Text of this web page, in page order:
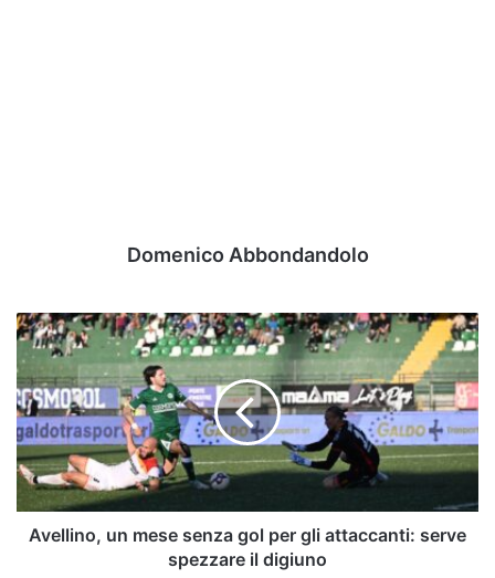
Domenico Abbondandolo
Avellino,
un
mese
senza
gol
per
gli
attaccanti:
serve
spezzare
Avellino, un mese senza gol per gli attaccanti: serve
spezzare il digiuno